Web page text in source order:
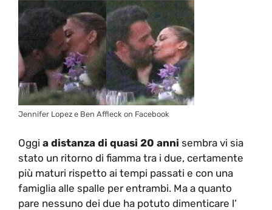
Jennifer Lopez e Ben Affleck on Facebook
Oggi a distanza di quasi 20 anni sembra vi sia
stato un ritorno di fiamma tra i due, certamente
più maturi rispetto ai tempi passati e con una
famiglia alle spalle per entrambi. Ma a quanto
pare nessuno dei due ha potuto dimenticare l’